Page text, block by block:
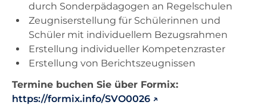
VI. Statistik
VII. Schulungsangebot
VIII. Nutzer:innen
Kontakt
durch Sonderpädagogen an Regelschulen
Zeugniserstellung für Schülerinnen und
Schüler mit individuellem Bezugsrahmen
Erstellung individueller Kompetenzraster
Erstellung von Berichtszeugnissen
Termine buchen Sie über Formix:
https://formix.info/SVO​00​26